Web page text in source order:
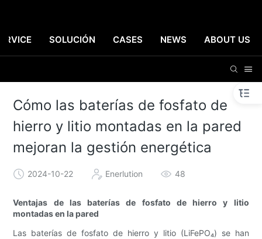
SOLUCIÓN CASES NEWS ABOUT US
Cómo las baterías de fosfato de
hierro y litio montadas en la pared
mejoran la gestión energética
2024-10-22 Enerlution 48
Ventajas de las baterías de fosfato de hierro y litio
montadas en la pared
Las baterías de fosfato de hierro y litio (LiFePO₄) se han